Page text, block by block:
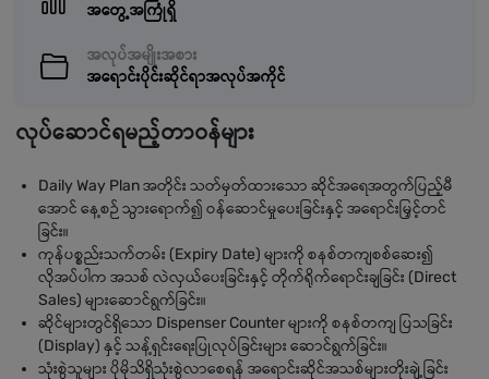
အတွေ့အကြုံရှိ
အလုပ်အမျိုးအစား
အရောင်းပိုင်းဆိုင်ရာအလုပ်အကိုင်
လုပ်ဆောင်ရမည့်တာဝန်များ
Daily Way Plan အတိုင်း သတ်မှတ်ထားသော ဆိုင်အရေအတွက်ပြည့်မီ
အောင် နေ့စဉ် သွားရောက်၍ ဝန်ဆောင်မှုပေးခြင်းနှင့် အရောင်းမြှင့်တင်
ခြင်း။
ကုန်ပစ္စည်းသက်တမ်း (Expiry Date) များကို စနစ်တကျစစ်ဆေး၍
လိုအပ်ပါက အသစ် လဲလှယ်ပေးခြင်းနှင့် တိုက်ရိုက်ရောင်းချခြင်း (Direct
Sales) များဆောင်ရွက်ခြင်း။
ဆိုင်များတွင်ရှိသော Dispenser Counter များကို စနစ်တကျ ပြသခြင်း
(Display) နှင့် သန့်ရှင်းရေးပြုလုပ်ခြင်းများ ဆောင်ရွက်ခြင်း။
သုံးစွဲသူများ ပိုမိုသိရှိသုံးစွဲလာစေရန် အရောင်းဆိုင်အသစ်များတိုးချဲ့ခြင်း